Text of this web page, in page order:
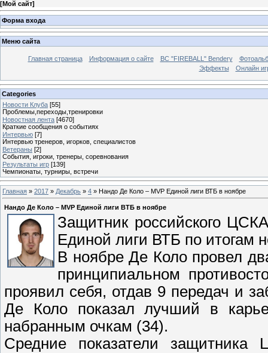
[Мой сайт]
Форма входа
Меню сайта
Главная страница Информация о сайте BC "FIREBALL" Bendery
Эффекты
Онлайн
Categories
Новости Клуба [55]
Проблемы,переходы,тренировки
Новостная лента [4670]
Краткие сообщения о событиях
Интервью [7]
Интервью тренеров, игорков, специалистов
Ветераны [2]
События, игроки, тренеры, соревнования
Результаты игр [139]
Чемпионаты, турниры, встречи
Главная » 2017 » Декабрь » 4 » Нандо Де Коло – MVP Единой лиги ВТБ в ноябре
Нандо Де Коло – MVP Единой лиги ВТБ в ноябре
Защитник российского
Единой лиги ВТБ по итогам
В ноябре Де Коло провел
принципиальном
проявил себя, отдав 9 передач и
Де Коло показал лучший в
набранным очкам (34).
Средние показатели